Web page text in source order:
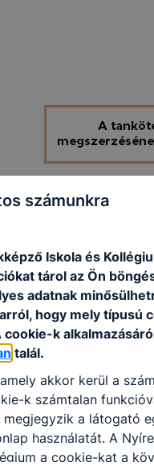
számunkra
Iskola és
tárol az Ön
adatnak
hogy mely típusú
k
talál.
akkor kerül a
k számtalan
a látogató
használatát. A
a cookie-kat a